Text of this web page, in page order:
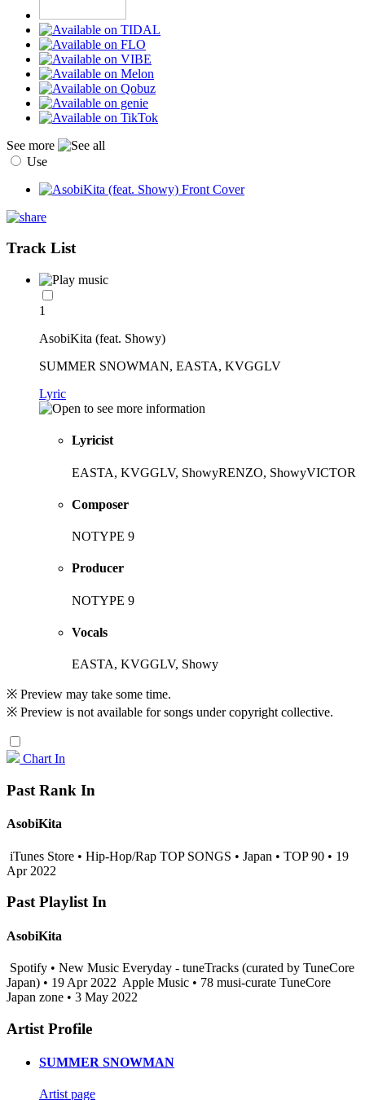
See more
Use
Track List
1
AsobiKita (feat. Showy)
SUMMER SNOWMAN, EASTA, KVGGLV
Lyric
Lyricist
EASTA, KVGGLV, ShowyRENZO, ShowyVICTOR
Composer
NOTYPE 9
Producer
NOTYPE 9
Vocals
EASTA, KVGGLV, Showy
※ Preview may take some time.
※ Preview is not available for songs under copyright collective.
Chart In
Past Rank In
AsobiKita
iTunes Store • Hip-Hop/Rap TOP SONGS • Japan • TOP 90 • 19
Apr 2022
Past Playlist In
AsobiKita
Spotify • New Music Everyday - tuneTracks (curated by TuneCore
Japan) • 19 Apr 2022 Apple Music • 78 musi-curate TuneCore
Japan zone • 3 May 2022
Artist Profile
SUMMER SNOWMAN
Artist page